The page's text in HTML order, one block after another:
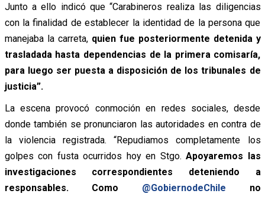
Junto a ello indicó que “Carabineros realiza las diligencias
con la finalidad de establecer la identidad de la persona que
manejaba la carreta, quien fue posteriormente detenida y
trasladada hasta dependencias de la primera comisaría,
para luego ser puesta a disposición de los tribunales de
justicia”.
La escena provocó conmoción en redes sociales, desde
donde también se pronunciaron las autoridades en contra de
la violencia registrada. “Repudiamos completamente los
golpes con fusta ocurridos hoy en Stgo. Apoyaremos las
investigaciones correspondientes deteniendo a
responsables. Como @GobiernodeChile
no